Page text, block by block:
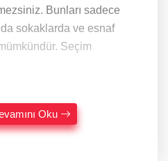
Bunları sadece
sokaklarda ve esnaf
Seçim
Oku